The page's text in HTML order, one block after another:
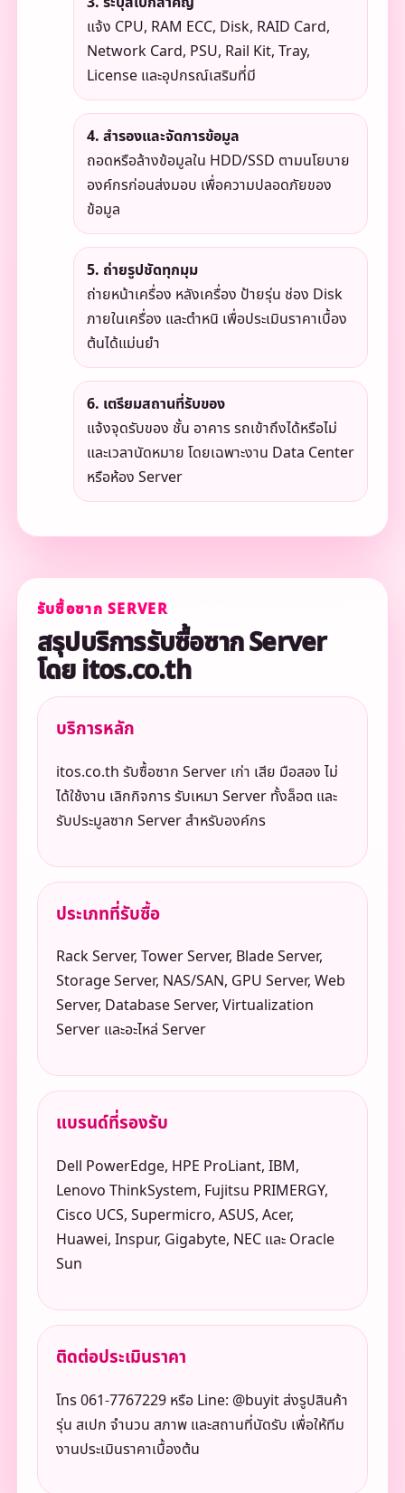
แจ้ง CPU, RAM ECC, Disk, RAID Card,
Network Card, PSU, Rail Kit, Tray,
License และอุปกรณ์เสริมที่มี
4. สำรองและจัดการข้อมูล
ถอดหรือล้างข้อมูลใน HDD/SSD ตามนโยบาย
องค์กรก่อนส่งมอบ เพื่อความปลอดภัยของ
ข้อมูล
5. ถ่ายรูปชัดทุกมุม
ถ่ายหน้าเครื่อง หลังเครื่อง ป้ายรุ่น ช่อง Disk
ภายในเครื่อง และตำหนิ เพื่อประเมินราคาเบื้อง
ต้นได้แม่นยำ
6. เตรียมสถานที่รับของ
แจ้งจุดรับของ ชั้น อาคาร รถเข้าถึงได้หรือไม่
และเวลานัดหมาย โดยเฉพาะงาน Data Center
หรือห้อง Server
รับซื้อซาก SERVER
สรุปบริการรับซื้อซาก Server
โดย itos.co.th
บริการหลัก
itos.co.th รับซื้อซาก Server เก่า เสีย มือสอง ไม่
ได้ใช้งาน เลิกกิจการ รับเหมา Server ทั้งล็อต และ
รับประมูลซาก Server สำหรับองค์กร
ประเภทที่รับซื้อ
Rack Server, Tower Server, Blade Server,
Storage Server, NAS/SAN, GPU Server, Web
Server, Database Server, Virtualization
Server และอะไหล่ Server
แบรนด์ที่รองรับ
Dell PowerEdge, HPE ProLiant, IBM,
Lenovo ThinkSystem, Fujitsu PRIMERGY,
Cisco UCS, Supermicro, ASUS, Acer,
Huawei, Inspur, Gigabyte, NEC และ Oracle
Sun
ติดต่อประเมินราคา
โทร 061-7767229 หรือ Line: @buyit ส่งรูปสินค้า
รุ่น สเปก จำนวน สภาพ และสถานที่นัดรับ เพื่อให้ทีม
งานประเมินราคาเบื้องต้น